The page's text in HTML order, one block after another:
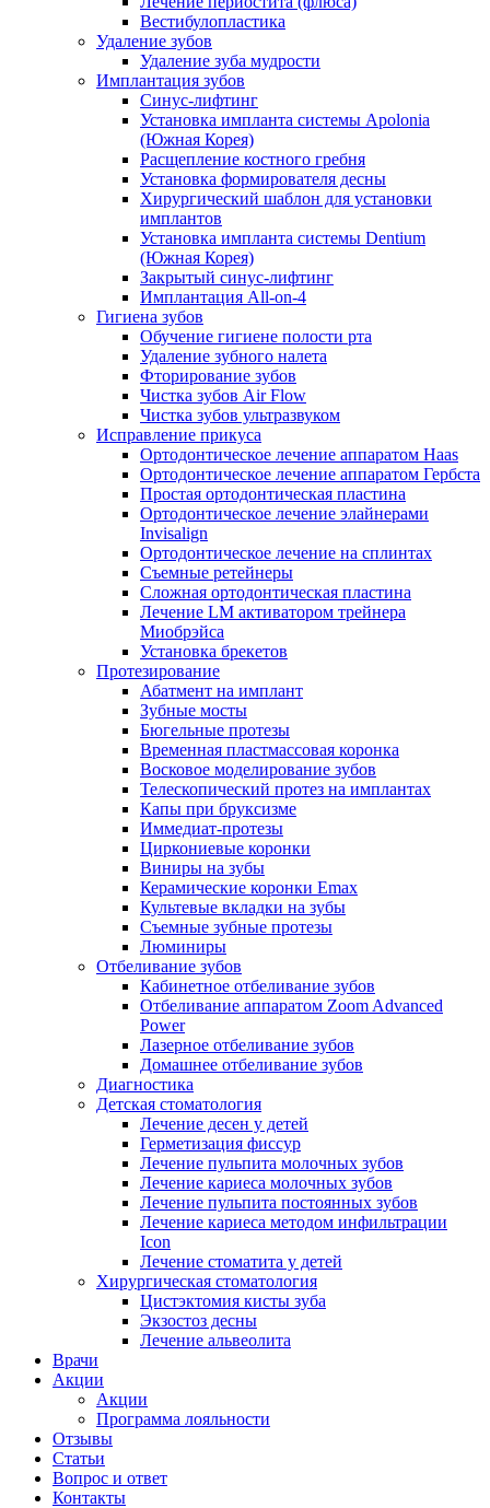
Вестибулопластика
Удаление зубов
Удаление зуба мудрости
Имплантация зубов
Синус-лифтинг
Установка импланта системы Apolonia
(Южная Корея)
Расщепление костного гребня
Установка формирователя десны
Хирургический шаблон для установки
имплантов
Установка импланта системы Dentium
(Южная Корея)
Закрытый синус-лифтинг
Имплантация All-on-4
Гигиена зубов
Обучение гигиене полости рта
Удаление зубного налета
Фторирование зубов
Чистка зубов Air Flow
Чистка зубов ультразвуком
Исправление прикуса
Ортодонтическое лечение аппаратом Haas
Ортодонтическое лечение аппаратом Гербста
Простая ортодонтическая пластина
Ортодонтическое лечение элайнерами
Invisalign
Ортодонтическое лечение на сплинтах
Съемные ретейнеры
Сложная ортодонтическая пластина
Лечение LM активатором трейнера
Миобрэйса
Установка брекетов
Протезирование
Абатмент на имплант
Зубные мосты
Бюгельные протезы
Временная пластмассовая коронка
Восковое моделирование зубов
Телескопический протез на имплантах
Капы при бруксизме
Иммедиат-протезы
Циркониевые коронки
Виниры на зубы
Керамические коронки Emax
Культевые вкладки на зубы
Съемные зубные протезы
Люминиры
Отбеливание зубов
Кабинетное отбеливание зубов
Отбеливание аппаратом Zoom Advanced
Power
Лазерное отбеливание зубов
Домашнее отбеливание зубов
Диагностика
Детская стоматология
Лечение десен у детей
Герметизация фиссур
Лечение пульпита молочных зубов
Лечение кариеса молочных зубов
Лечение пульпита постоянных зубов
Лечение кариеса методом инфильтрации
Icon
Лечение стоматита у детей
Хирургическая стоматология
Цистэктомия кисты зуба
Экзостоз десны
Лечение альвеолита
Врачи
Акции
Акции
Программа лояльности
Отзывы
Статьи
Вопрос и ответ
Контакты